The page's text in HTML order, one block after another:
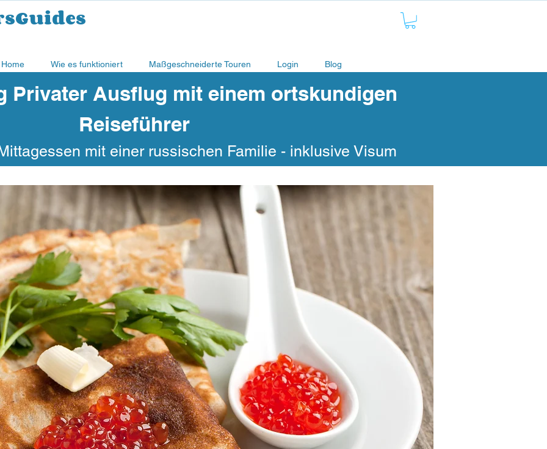
Home Wie es funktioniert Maßgeschneiderte Touren Login Blog
Privater Ausflug mit einem ortskundigen
Reiseführer
mit einer russischen Familie - inklusive Visum